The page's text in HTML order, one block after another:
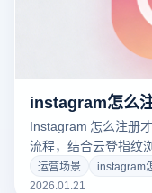
Instagram 怎么注册
流程，结合云登指纹
功搭建稳定
运营场景 instagram
2026.01.21